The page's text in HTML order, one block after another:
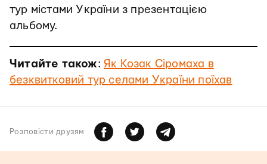
тур містами України з презентацією
альбому.
Читайте також:Як Козак Сіромаха в
безквитковий тур селами України поїхав
Розповiсти друзям